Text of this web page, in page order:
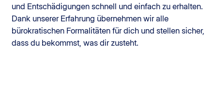
und Entschädigungen schnell und einfach zu erhalten.
Dank unserer Erfahrung übernehmen wir alle
bürokratischen Formalitäten für dich und stellen sicher,
dass du bekommst, was dir zusteht.